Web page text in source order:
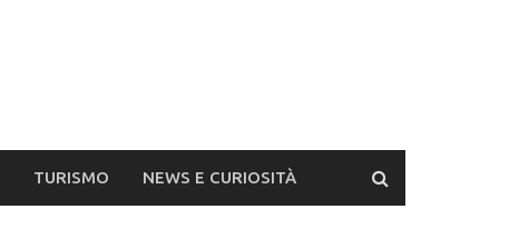
TURISMO NEWS E CURIOSITÀ